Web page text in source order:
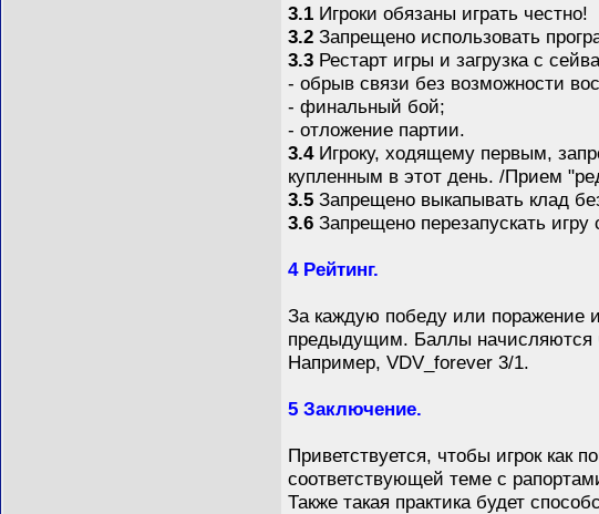
3.1 Игроки обязаны играть честно!
3.2 Запрещено использовать
3.3 Рестарт игры и загрузка с
- обрыв связи без возможности
- финальный бой;
- отложение партии.
3.4Игроку, ходящему первым,
купленным в этот день. /Прием
3.5 Запрещено выкапывать клад
3.6 Запрещено перезапускать
4 Рейтинг.
За каждую победу или поражение
предыдущим. Баллы начисляются
Например, VDV_forever 3/1.
5 Заключение.
Приветствуется, чтобы игрок как
соответствующей теме с
Также такая практика будет